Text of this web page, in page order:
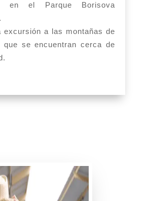
en el Parque Borisova
excursión a las montañas de
que se encuentran cerca de